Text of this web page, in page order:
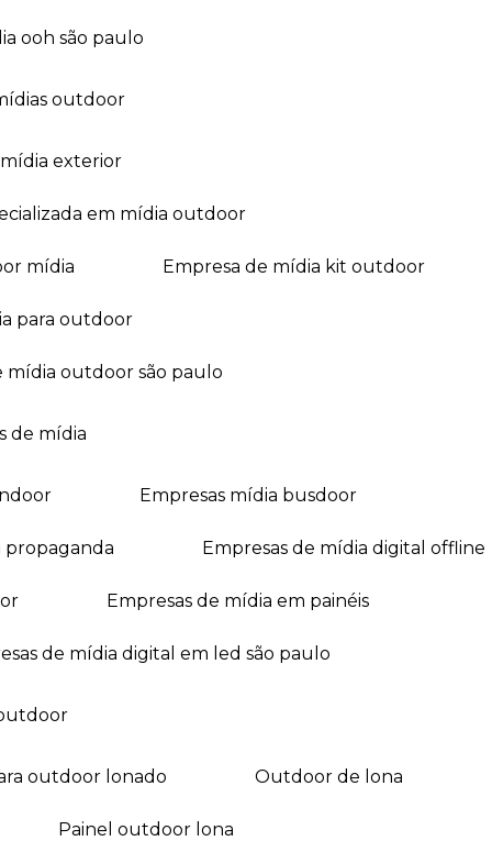
ooh são paulo
outdoor
mídia exterior
em mídia outdoor
mídia empresa de mídia kit outdoor
para outdoor
mídia outdoor são paulo
de mídia
empresas mídia busdoor
propaganda empresas de mídia digital offline
empresas de mídia em painéis
de mídia digital em led são paulo
outdoor lonado outdoor de lona
painel outdoor lona